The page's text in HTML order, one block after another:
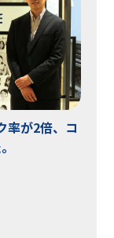
率が2倍、コ